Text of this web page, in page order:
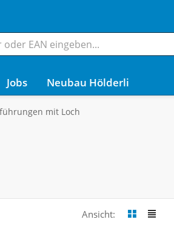
Jobs Neubau Hölderli
mit Loch
Ansicht: